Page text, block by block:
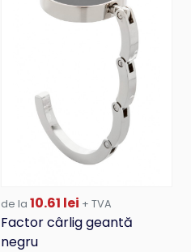
de la 10.61 lei + TVA
Factor cârlig geantă
negru